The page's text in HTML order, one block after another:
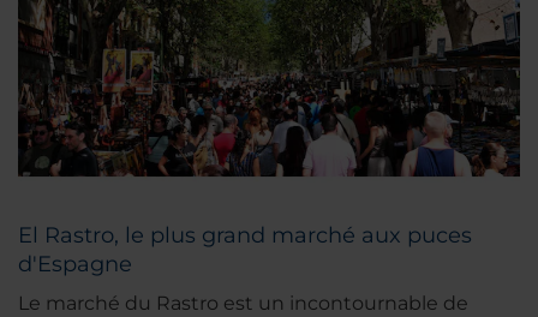
El Rastro, le plus grand marché aux puces
d'Espagne
Le marché du Rastro est un incontournable de